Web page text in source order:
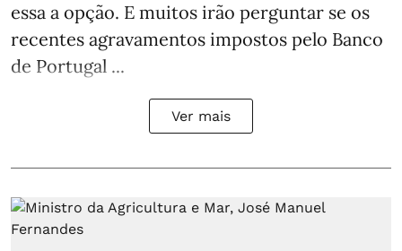
essa a opção. E muitos irão perguntar se os
recentes agravamentos impostos pelo Banco
de Portugal ...
Ver mais